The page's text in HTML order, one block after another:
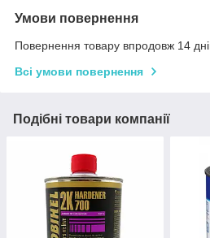
Умови повернення
Повернення товару впродовж 14
Всі умови повернення
Подібні товари компанії